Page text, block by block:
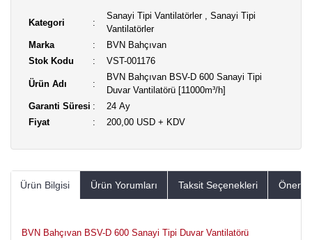
Kategori
Sanayi Tipi Vantilatörler , Sanayi Tipi
Vantilatörler
Marka
BVN Bahçıvan
Stok Kodu
VST-001176
Ürün Adı
BVN Bahçıvan BSV-D 600 Sanayi Tipi
Duvar Vantilatörü [11000m³/h]
Garanti Süresi
24 Ay
Fiyat
200,00 USD + KDV
Ürün Bilgisi Ürün Yorumları Taksit Seçenekleri
BVN Bahçıvan BSV-D 600 Sanayi Tipi Duvar Vantilatörü